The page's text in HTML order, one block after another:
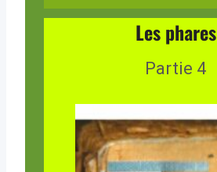
Les phares
Partie 4